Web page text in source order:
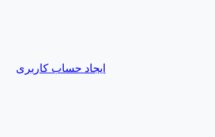
ایجاد حساب کاربری